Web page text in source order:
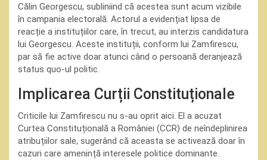
Călin Georgescu, subliniind că acestea sunt acum vizibile
în campania electorală. Actorul a evidențiat lipsa de
reacție a instituțiilor care, în trecut, au interzis candidatura
lui Georgescu. Aceste instituții, conform lui Zamfirescu,
par să fie active doar atunci când o persoană deranjează
status quo-ul politic.
Implicarea Curții Constituționale
Criticile lui Zamfirescu nu s-au oprit aici. El a acuzat
Curtea Constituțională a României (CCR) de neîndeplinirea
atribuțiilor sale, sugerând că aceasta se activează doar în
cazuri care amenință interesele politice dominante.